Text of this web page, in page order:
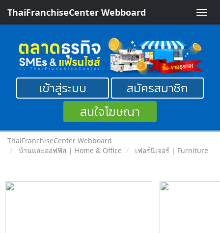
Toggle
ThaiFranchiseCenter Webboard
เข้าสู่ระบบ
สมัครสมาชิก
สนใจโฆษณา
ThaiFranchiseCenter Webboard
บ้านและออฟฟิส | Home & Office
เฟอร์นิเจอร์ | Furniture